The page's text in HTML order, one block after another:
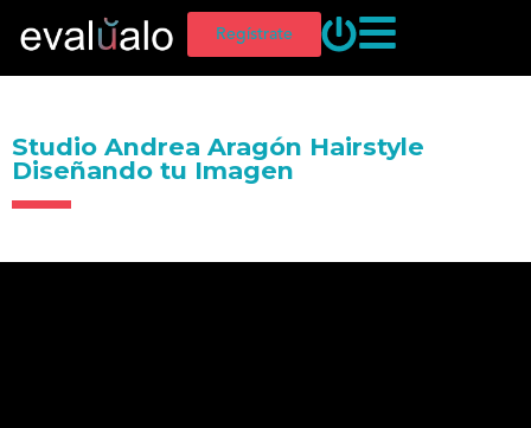
Regístrate
Studio Andrea Aragón Hairstyle
Diseñando tu Imagen